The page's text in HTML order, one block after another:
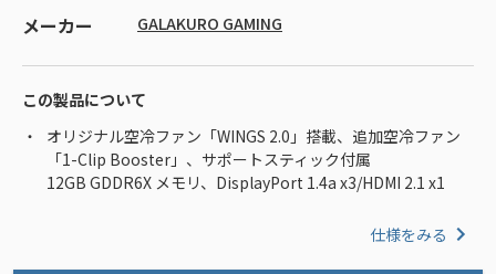
メーカー GALAKURO GAMING
この製品について
オリジナル空冷ファン「WINGS 2.0」搭載、追加空冷ファン
「1-Clip Booster」、サポートスティック付属
12GB GDDR6X メモリ、DisplayPort 1.4a x3/HDMI 2.1 x1
仕様をみる